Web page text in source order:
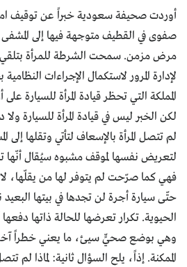
أوردت صحيفة سعودية خبراً عن توقيف
صفوى في القطيف متوجهة فيها إلى
مرض مزمن. سمحت الشرطة للمرأة بتلقي
لإدارة المرور لاستكمال الإجراءات
المملكة التي تحظر قيادة المرأة للسيارة على
لكن الخبر ليس في قيادة المرأة للسيارة ولا
لم تتصل المرأة بالإسعاف لتأتي وتقلها
لتعريض نفسها لموقف مشبوه سيُقال أنّها
فهي كما صرّحت لم يتوفر لها من يقلّها،
حتّى سيارة أجرة لن تجدها في بيتها
الحيوية. تكرار تعرضها للحالة ذاتها
وهي بوضع صحيٍّ سيئ، ما يعني خطراً آخر
الممكنة. إذاً، يلح السؤال ثانية: لماذا لم